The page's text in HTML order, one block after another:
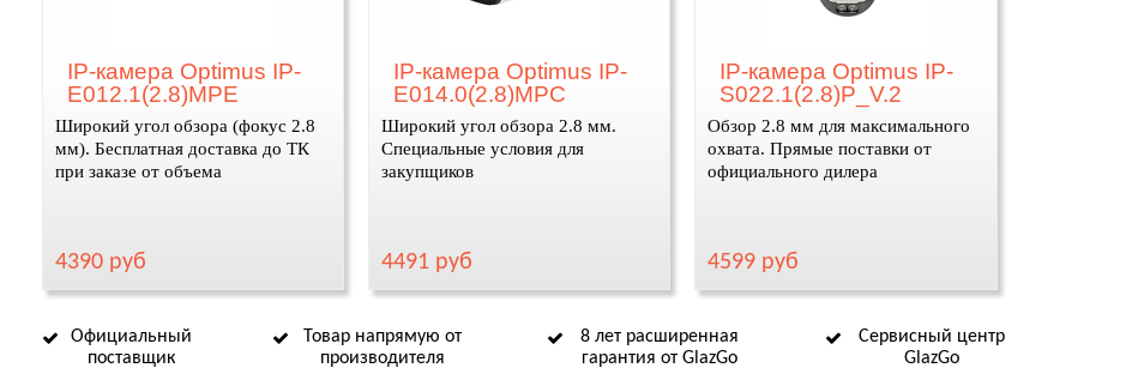
IP-камера Optimus IP-
E012.1(2.8)MPE
Широкий угол обзора (фокус 2.8
мм). Бесплатная доставка до ТК
при заказе от объема
4390 руб
IP-камера Optimus IP-
E014.0(2.8)MPC
Широкий угол обзора 2.8 мм.
Специальные условия для
закупщиков
4491 руб
IP-камера Optimus IP-
S022.1(2.8)P_V.2
Обзор 2.8 мм для максимального
охвата. Прямые поставки от
официального дилера
4599 руб
Официальный
поставщик
Товар напрямую от
производителя
8 лет расширенная
гарантия от GlazGo
Сервисный центр
GlazGo